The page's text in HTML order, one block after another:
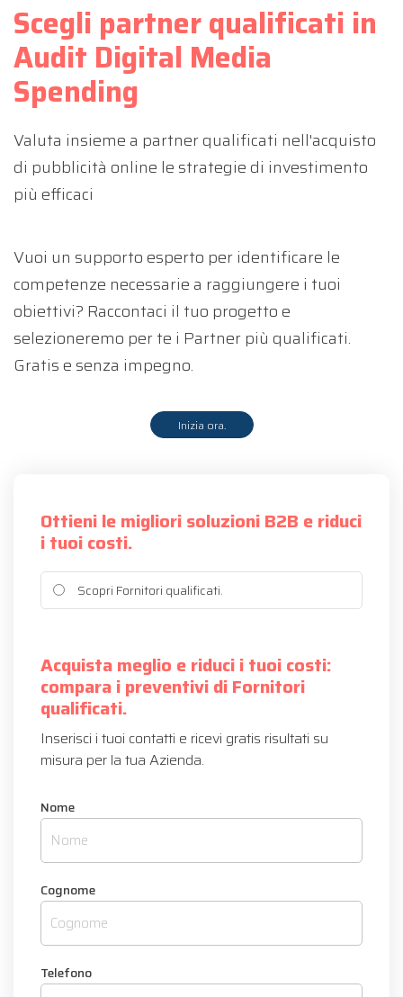
Scegli partner qualificati in
Audit Digital Media
Spending
Valuta insieme a partner qualificati nell'acquisto
di pubblicità online le strategie di investimento
più efficaci
Vuoi un supporto esperto per identificare le
competenze necessarie a raggiungere i tuoi
obiettivi? Raccontaci il tuo progetto e
selezioneremo per te i Partner più qualificati.
Gratis e senza impegno.
Inizia ora.
Ottieni le migliori soluzioni B2B e riduci
i tuoi costi.
Scopri Fornitori qualificati.
Acquista meglio e riduci i tuoi costi:
compara i preventivi di Fornitori
qualificati.
Inserisci i tuoi contatti e ricevi gratis risultati su
misura per la tua Azienda.
Nome
Cognome
Telefono